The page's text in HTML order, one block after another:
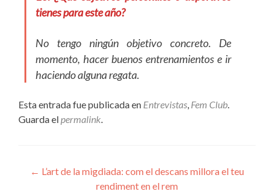
tienes para este año?
No tengo ningún objetivo concreto. De
momento, hacer buenos entrenamientos e ir
haciendo alguna regata.
Esta entrada fue publicada en Entrevistas, Fem Club.
Guarda elpermalink.
Navegación
← L’art de la migdiada: com el descans millora el teu
rendiment en el rem